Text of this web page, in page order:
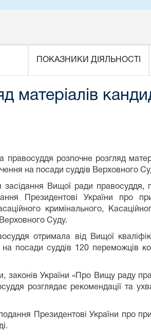
ПОКАЗНИКИ ДІЯЛЬНОСТІ
розпочне розгляд
на посади суддів Верховного
засідання Вищої ради правосуддя,
Президентові України про
кримінального,
Верховного Суду.
отримала від Вищої
посади суддів 120 переможців
законів України «Про Вищу раду
розглядає рекомендації та
Президентові України про